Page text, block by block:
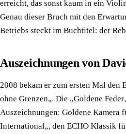
erreicht, das sonst kaum in ein
Genau dieser Bruch mit den
Betriebs steckt im Buchtitel: der
Auszeichnungen von
2008 bekam er zum ersten Mal den
ohne Grenzen„. Die „Goldene
Auszeichnungen: Goldene Kamera
International„, den ECHO Klassik